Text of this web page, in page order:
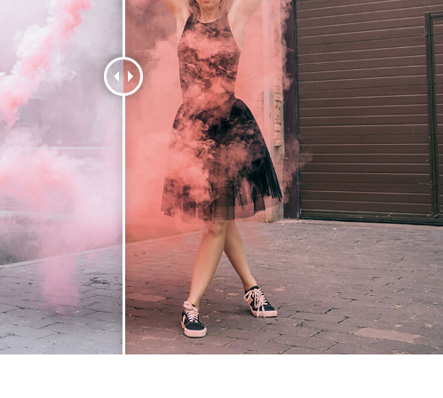
Usługi retuszu produktów Usługi retuszu biżuterii Dane Treningowe AI